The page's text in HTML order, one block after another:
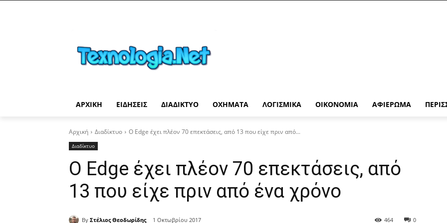
ΑΡΧΙΚΉ ΕΙΔΉΣΕΙΣ ΔΙΑΔΊΚΤΥΟ ΟΧΉΜΑΤΑ ΛΟΓΙΣΜΙΚΆ ΟΙΚΟΝΟΜΊΑ ΑΦΙΈΡΩΜΑ
Αρχική Διαδίκτυο Ο Edge έχει πλέον 70 επεκτάσεις, από 13 που είχε πριν από...
Διαδίκτυο
Ο Edge έχει πλέον 70 επεκτάσεις, από
13 που είχε πριν από ένα χρόνο
By Στέλιος Θεοδωρίδης 1 Οκτωβρίου 2017 0
464